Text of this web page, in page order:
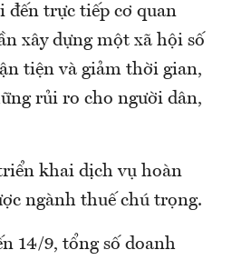
đến trực tiếp cơ quan
xây dựng một xã hội số
tiện và giảm thời gian,
rủi ro cho người dân,
khai dịch vụ hoàn
ngành thuế chú trọng.
14/9, tổng số doanh